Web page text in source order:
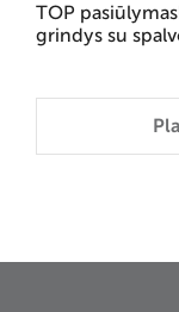
TOP
grindys su